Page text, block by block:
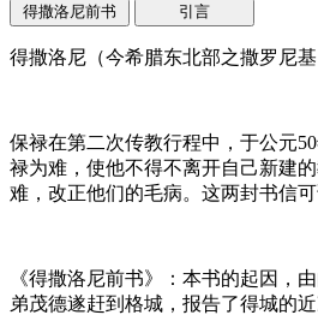
得撒洛尼前书 引言
得撒洛尼（今希腊东北部之撒罗尼
保禄在第二次传教行程中，于公元
禄为难，使他不得不离开自己新建
难，改正他们的毛病。这两封书信
《得撒洛尼前书》：本书的起因，
弟茂德遂赶到格城，报告了得城的